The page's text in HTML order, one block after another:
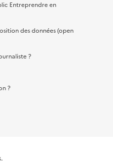
Entreprendre en
des données (open
?
?